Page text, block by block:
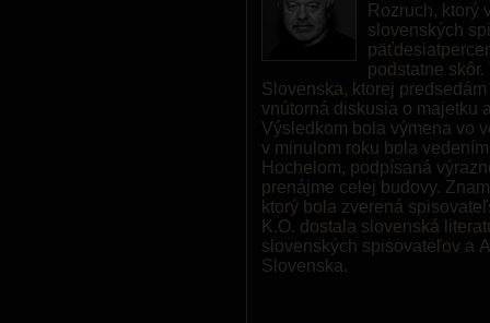
Rozruch, ktorý
slovenských
podstatne
Slovenska, ktorej
vnútorná diskusia o majetku
Výsledkom bola výmena vo
v minulom roku bola
Hochelom, podpísaná
prenájme celej budovy.
ktorý bola zverená
K.O. dostala slovenská
slovenských spisovateľov a
Slovenska.